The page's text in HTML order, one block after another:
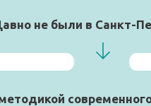
не были в Санкт-